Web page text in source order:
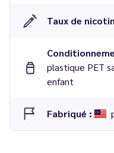
Taux de
plastique PET
enfant
Fabriqué :